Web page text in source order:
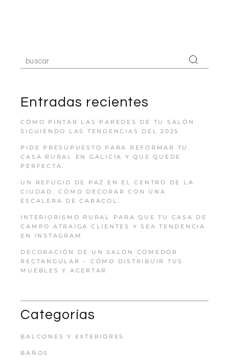
Entradas recientes
CÓMO PINTAR LAS PAREDES DE TU SALÓN
SIGUIENDO LAS TENDENCIAS DEL 2025
PIDE PRESUPUESTO PARA REFORMAR TU
CASA RURAL EN GALICIA Y QUE QUEDE
PERFECTA.
UN REFUGIO DE PAZ EN EL CENTRO DE LA
CIUDAD. CÓMO DECORAR CON UNA
ESCALERA DE CARACOL.
INTERIORISMO RURAL PARA QUE TU CASA DE
CAMPO ATRAIGA CLIENTES Y SEA TENDENCIA
EN INSTAGRAM
DECORACIÓN DE UN SALÓN COMEDOR
RECTANGULAR – CÓMO DISTRIBUIR TUS
MUEBLES Y ACERTAR
Categorías
BALCONES Y EXTERIORES
BAÑOS